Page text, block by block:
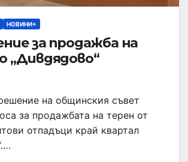
НОВИНИ+
за продажба на
„Дивдядово“
на общинския съвет
за продажбата на терен от
отпадъци край квартал